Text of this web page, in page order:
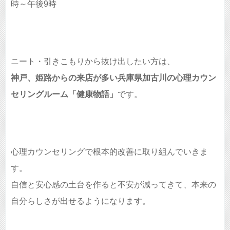
時～午後9時
ニート・引きこもりから抜け出したい方は、
神戸、姫路からの来店が多い兵庫県加古川の心理カウン
セリングルーム「健康物語」 です。
心理カウンセリングで根本的改善に取り組んでいきま
す。
自信と安心感の土台を作ると不安が減ってきて、本来の
自分らしさが出せるようになります。